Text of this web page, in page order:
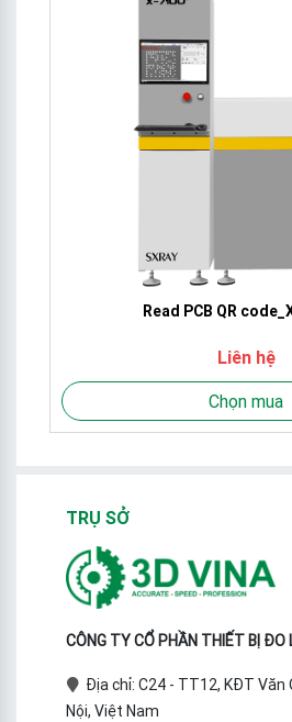
Read PCB QR
Liên hệ
Chọn mua
TRỤ SỞ
CÔNG TY CỔ PHẦN THIẾT BỊ ĐO
Địa chỉ: C24 - TT12, KĐT Văn
Nội, Việt Nam